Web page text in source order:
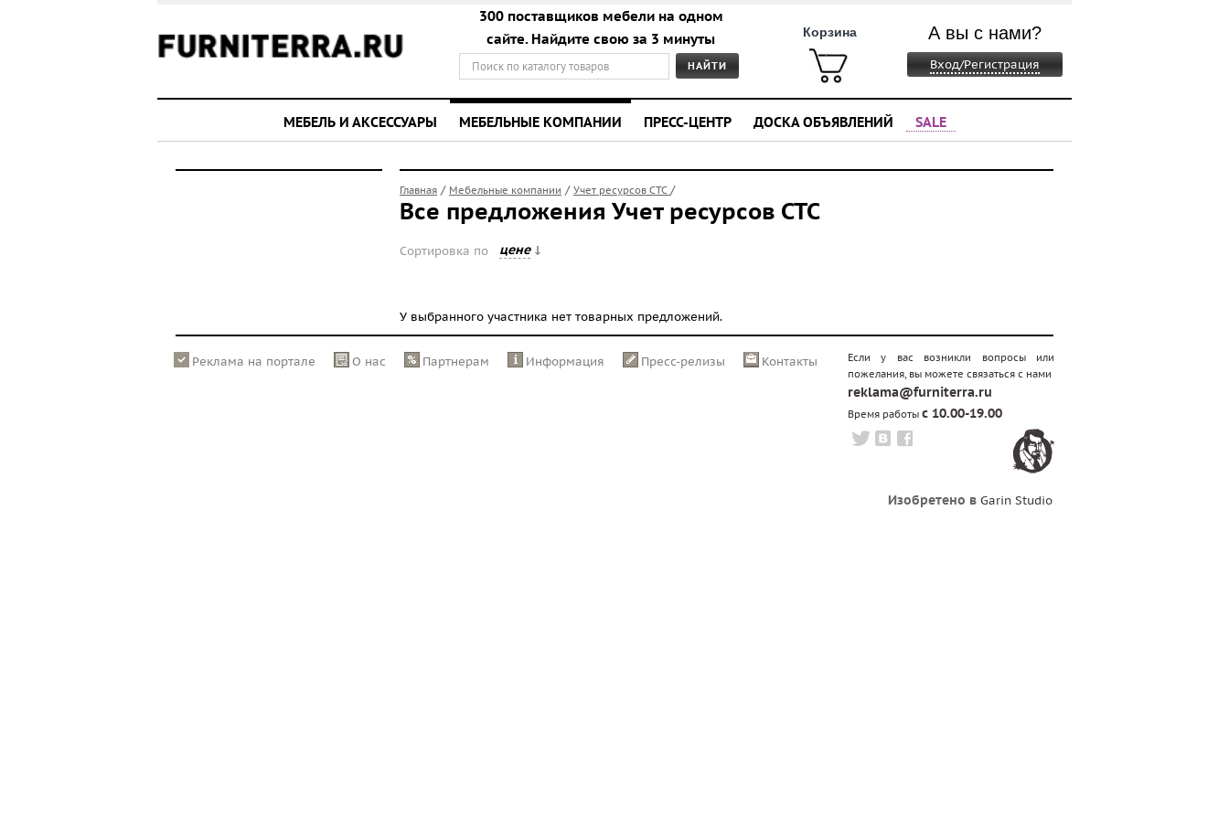
300 поставщиков мебели на одном
сайте. Найдите свою за 3 минуты
Корзина А вы с нами?
Вход/Регистрация
МЕБЕЛЬ И АКСЕССУАРЫ МЕБЕЛЬНЫЕ КОМПАНИИ ПРЕСС-ЦЕНТР ДОСКА ОБЪЯВЛЕНИЙ SALE
Главная / Мебельные компании / Учет ресурсов СТС /
Все предложения Учет ресурсов СТС
Сортировка по цене
У выбранного участника нет товарных предложений.
Реклама на портале О нас Партнерам Информация Пресс-релизы Контакты
Если у вас возникли вопросы или
пожелания, вы можете связаться с нами
reklama@furniterra.ru
Время работы с 10.00-19.00
Изобретено в Garin Studio